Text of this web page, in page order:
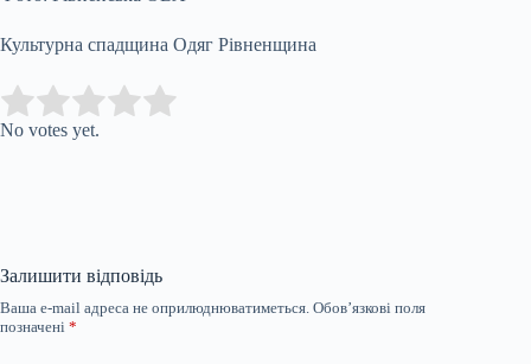
Культурна спадщина Одяг Рівненщина
Rate this item:
No votes yet.
Залишити відповідь
Ваша e-mail адреса не оприлюднюватиметься. Обов’язкові поля
позначені *